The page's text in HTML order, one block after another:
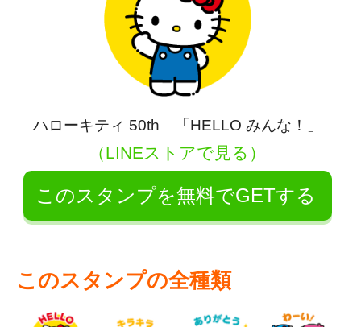
ハローキティ 50th 「HELLO みんな！」
（LINEストアで見る）
このスタンプを無料でGETする
このスタンプの全種類